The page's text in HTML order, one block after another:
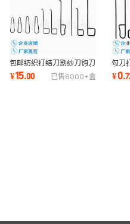
包邮纺织打结刀割纱刀钩刀
10 13g 15 16 17 18 方柄
耳柄弯柄直柄
¥15.00 已售6000+盒
勾刀
弯
蕉推
¥0.